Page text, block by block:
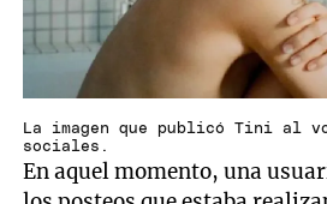
La imagen que publicó Tini al
sociales.
En aquel momento, una